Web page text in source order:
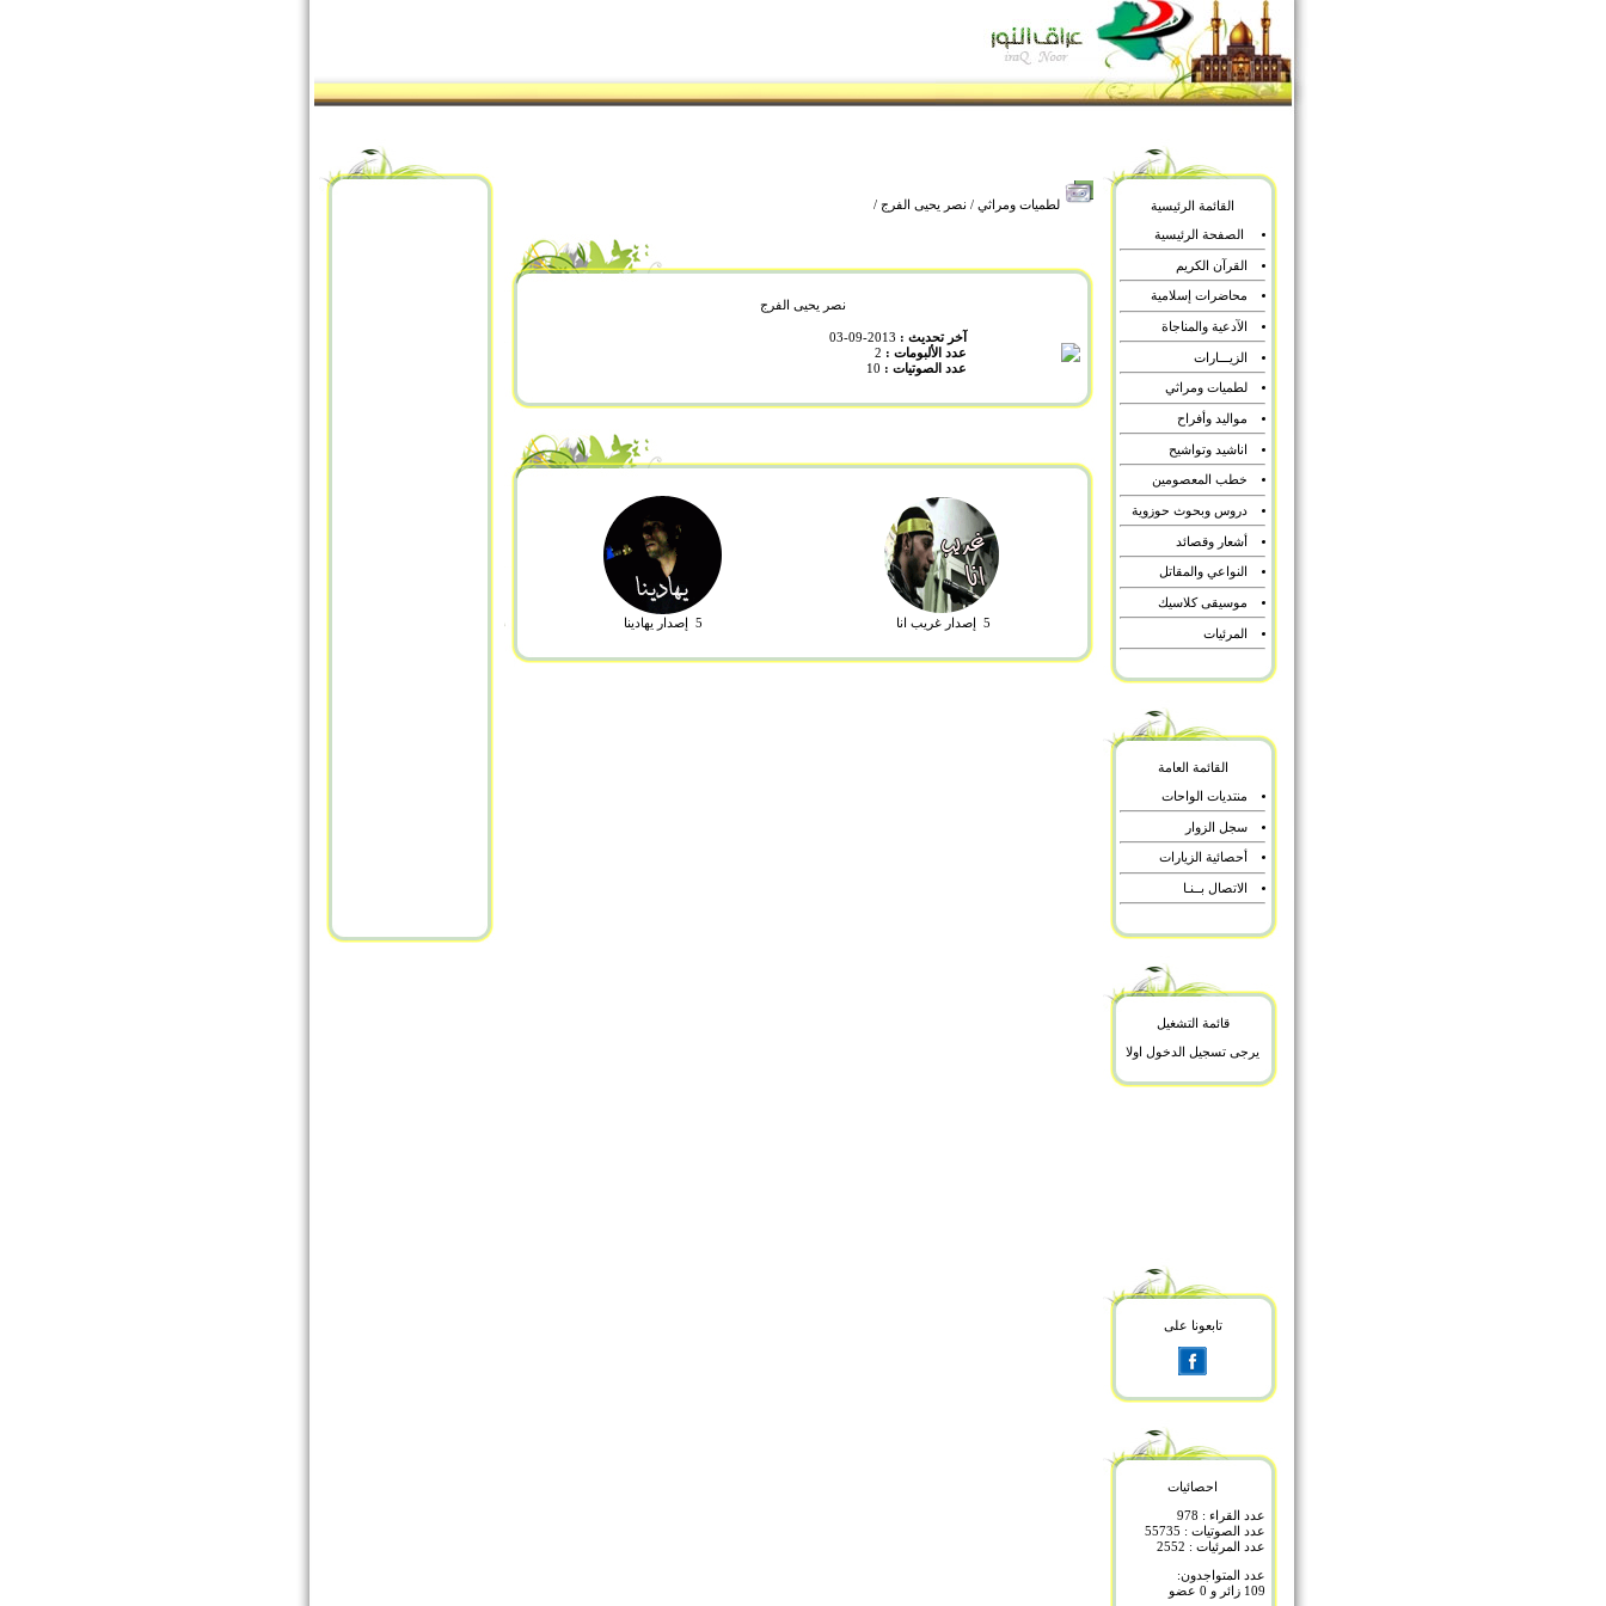
لطميات ومراثي / نصر يحيى الفرج /
نصر يحيى الفرج
آخر تحديث : 2013-09-03
عدد الألبومات : 2
عدد الصوتيات : 10
5 إصدار غريب انا 5 إصدار يهادينا
القائمة الرئيسية
الصفحة الرئيسية
القرآن الكريم
محاضرات إسلامية
الآدعية والمناجاة
الزيـــارات
لطميات ومراثي
مواليد وأفراح
اناشيد وتواشيح
خطب المعصومين
دروس وبحوث حوزوية
أشعار وقصائد
النواعي والمقاتل
موسيقى كلاسيك
المرئيات
القائمة العامة
منتديات الواحات
سجل الزوار
أحصائية الزيارات
الاتصال بــنـا
قائمة التشغيل
يرجى تسجيل الدخول اولا
تابعونا على
احصائيات
عدد القراء : 978
عدد الصوتيات : 55735
عدد المرئيات : 2552
عدد المتواجدون:
109 زائر و 0 عضو